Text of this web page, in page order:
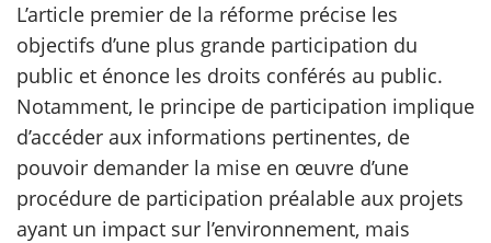
L’article premier de la réforme précise les
objectifs d’une plus grande participation du
public et énonce les droits conférés au public.
Notamment, le principe de participation implique
d’accéder aux informations pertinentes, de
pouvoir demander la mise en œuvre d’une
procédure de participation préalable aux projets
ayant un impact sur l’environnement, mais